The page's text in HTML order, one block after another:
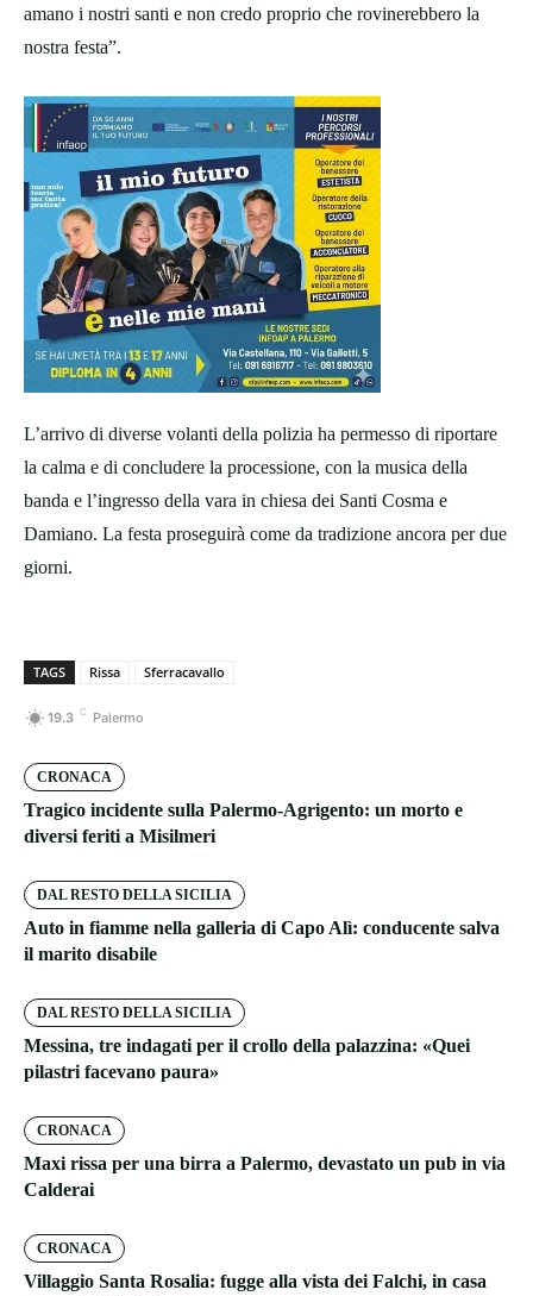
amano i nostri santi e non credo proprio che rovinerebbero la
nostra festa”.
L’arrivo di diverse volanti della polizia ha permesso di riportare
la calma e di concludere la processione, con la musica della
banda e l’ingresso della vara in chiesa dei Santi Cosma e
Damiano. La festa proseguirà come da tradizione ancora per due
giorni.
TAGS Rissa Sferracavallo
19.3 C Palermo
CRONACA
Tragico incidente sulla Palermo-Agrigento: un morto e
diversi feriti a Misilmeri
DAL RESTO DELLA SICILIA
Auto in fiamme nella galleria di Capo Alì: conducente salva
il marito disabile
DAL RESTO DELLA SICILIA
Messina, tre indagati per il crollo della palazzina: «Quei
pilastri facevano paura»
CRONACA
Maxi rissa per una birra a Palermo, devastato un pub in via
Calderai
CRONACA
Villaggio Santa Rosalia: fugge alla vista dei Falchi, in casa